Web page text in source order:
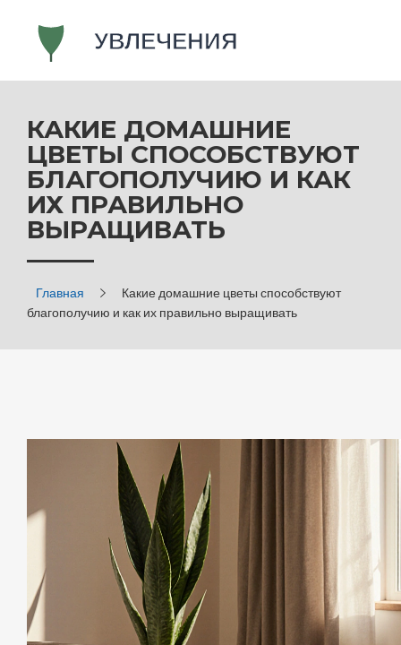
КАКИЕ ДОМАШНИЕ
ЦВЕТЫ СПОСОБСТВУЮТ
БЛАГОПОЛУЧИЮ И КАК
ИХ ПРАВИЛЬНО
ВЫРАЩИВАТЬ
Главная
Какие домашние цветы способствуют
благополучию и как их правильно выращивать